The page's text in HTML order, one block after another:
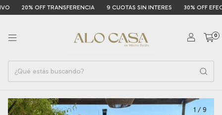
OFF TRANSFERENCIA 9 CUOTAS SIN INTERES 30% OFF EFECTIVO
0
1 /9